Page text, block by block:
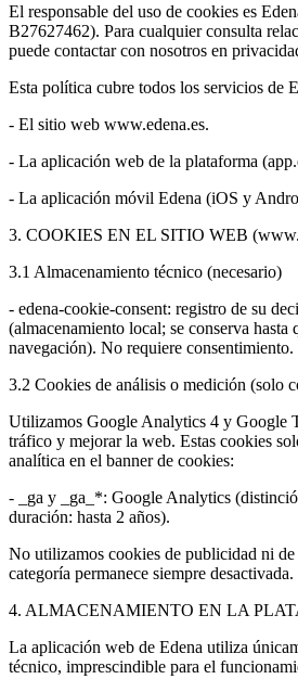
El responsable del uso de cookies es
B27627462). Para cualquier consulta
puede contactar con nosotros en
Esta política cubre todos los servicios de
- El sitio web www.edena.es.
- La aplicación web de la plataforma
- La aplicación móvil Edena (iOS y
3. COOKIES EN EL SITIO WEB
3.1 Almacenamiento técnico (necesario)
- edena-cookie-consent: registro de su
(almacenamiento local; se conserva hasta
navegación). No requiere consentimiento.
3.2 Cookies de análisis o medición (solo
Utilizamos Google Analytics 4 y Google
tráfico y mejorar la web. Estas cookies
analítica en el banner de cookies:
- _ga y _ga_*: Google Analytics
duración: hasta 2 años).
No utilizamos cookies de publicidad ni
categoría permanece siempre desactivada.
4. ALMACENAMIENTO EN LA
La aplicación web de Edena utiliza
técnico, imprescindible para el